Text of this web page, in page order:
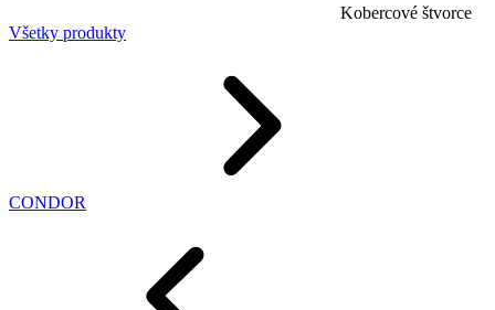
Kobercové štvorce
Všetky produkty
CONDOR